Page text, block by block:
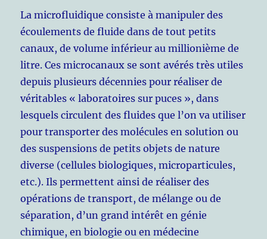
La microfluidique consiste à manipuler des
écoulements de fluide dans de tout petits
canaux, de volume inférieur au millionième de
litre. Ces microcanaux se sont avérés très utiles
depuis plusieurs décennies pour réaliser de
véritables « laboratoires sur puces », dans
lesquels circulent des fluides que l’on va utiliser
pour transporter des molécules en solution ou
des suspensions de petits objets de nature
diverse (cellules biologiques, microparticules,
etc.). Ils permettent ainsi de réaliser des
opérations de transport, de mélange ou de
séparation, d’un grand intérêt en génie
chimique, en biologie ou en médecine